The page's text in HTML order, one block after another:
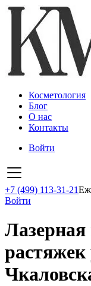
Косметология
Блог
О нас
Контакты
Войти
+7 (499) 113-31-21
Войти
растяжек